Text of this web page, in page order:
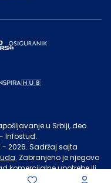
u Srbiji, deo
Infostud.
- 2026. Sadržaj sajta
. Zabranjeno je njegovo
komercijalne upotrebe ili
sajta.